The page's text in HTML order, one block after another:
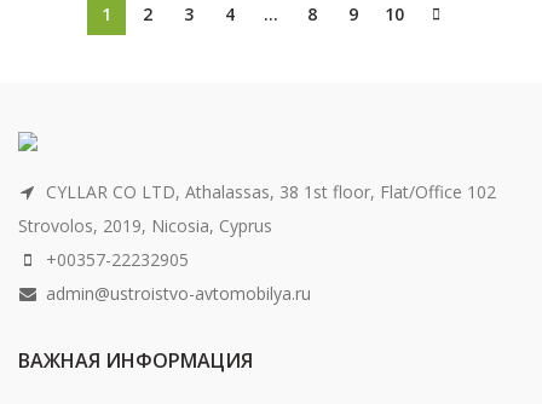
1 2 3 4 … 8 9 10
CYLLAR CO LTD, Athalassas, 38 1st floor, Flat/Office 102
Strovolos, 2019, Nicosia, Cyprus
+00357-22232905
admin@ustroistvo-avtomobilya.ru
ВАЖНАЯ ИНФОРМАЦИЯ